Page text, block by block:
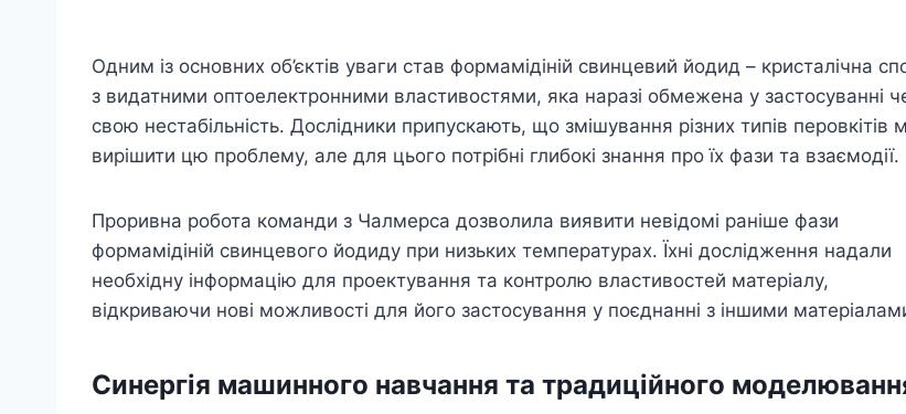
Одним із основних об’єктів уваги став формамідіній свинцевий йодид – кристалічна
з видатними оптоелектронними властивостями, яка наразі обмежена у застосуванні
свою нестабільність. Дослідники припускають, що змішування різних типів перовкітів
вирішити цю проблему, але для цього потрібні глибокі знання про їх фази та взаємодії.
Проривна робота команди з Чалмерса дозволила виявити невідомі раніше фази
формамідіній свинцевого йодиду при низьких температурах. Їхні дослідження надали
необхідну інформацію для проектування та контролю властивостей матеріалу,
відкриваючи нові можливості для його застосування у поєднанні з іншими
Синергія машинного навчання та традиційного